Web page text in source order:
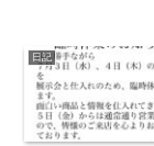
日記